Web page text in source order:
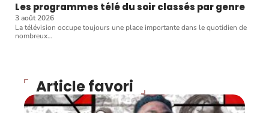
Les programmes télé du soir classés par genre
3 août 2026
La télévision occupe toujours une place importante dans le quotidien de
nombreux…
Article favori